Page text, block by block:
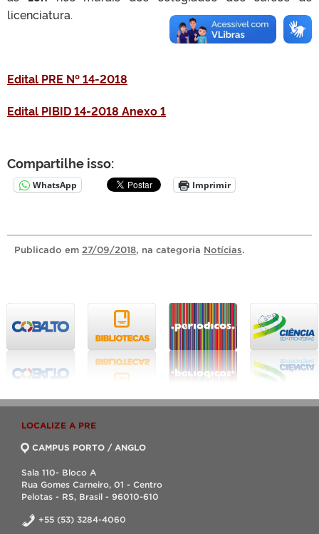
licenciatura.
Edital PRE Nº 14-2018
Edital PIBID 14-2018 Anexo 1
Compartilhe isso:
WhatsApp Imprimir
Publicado em 27/09/2018, na categoria Notícias.
LOCALIZE A PRE
CAMPUS PORTO / ANGLO
Sala 110- Bloco A
Rua Gomes Carneiro, 01 - Centro
Pelotas - RS, Brasil - 96010-610
+55 (53) 3284-4060